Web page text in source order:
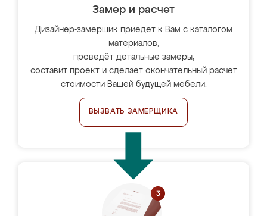
Замер и расчет
Дизайнер-замерщик приедет к Вам с каталогом
материалов,
проведёт детальные замеры,
составит проект и сделает окончательный расчёт
стоимости Вашей будущей мебели.
ВЫЗВАТЬ ЗАМЕРЩИКА